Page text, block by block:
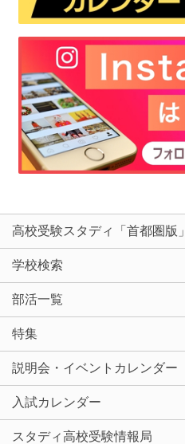
高校受験スタディ「首都圏版」
学校検索
部活一覧
特集
説明会・イベントカレンダー
入試カレンダー
スタディ高校受験情報局